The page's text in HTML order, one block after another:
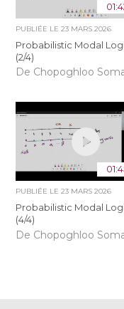
PUBLIÉE LE23 MARS 2026
Probabilistic Modal
(2/4)
De Chopoghloo
PUBLIÉE LE23 MARS 2026
Probabilistic Modal
(4/4)
De Chopoghloo